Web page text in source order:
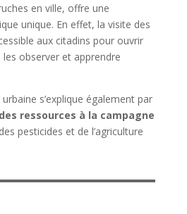
en ville, offre une
unique. En effet, la visite des
aux citadins pour ouvrir
observer et apprendre
urbaine s’explique également par
ressources à la campagne
pesticides et de l’agriculture